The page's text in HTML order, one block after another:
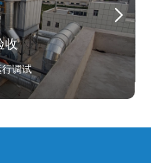
项目验收
项目整体运行调试
项目验收
项目整体运行调试
项目验收
项目整体运行调试